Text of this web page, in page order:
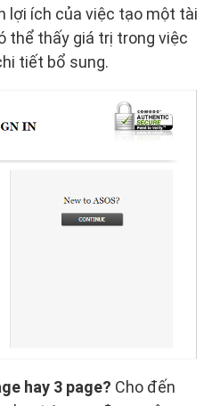
lợi ích của việc tạo một tài
thể thấy giá trị trong việc
tiết bổ sung.
hay 3 page? Cho đến